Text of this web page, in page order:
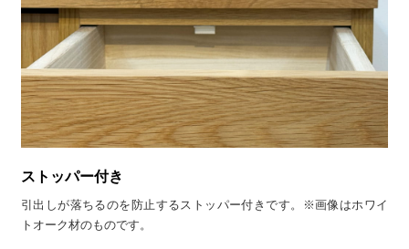
ストッパー付き
引出しが落ちるのを防止するストッパー付きです。※画像はホワイ
トオーク材のものです。